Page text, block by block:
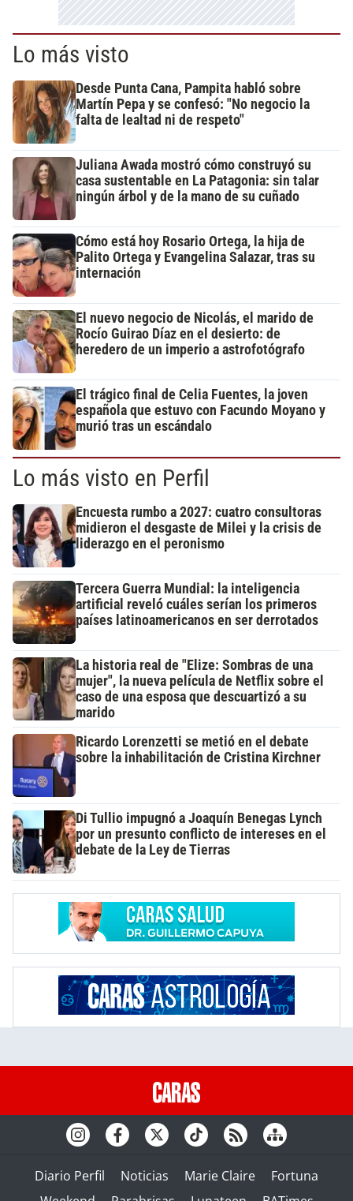
Lo más visto
Desde Punta Cana, Pampita habló sobre
Martín Pepa y se confesó: "No negocio la
falta de lealtad ni de respeto"
Juliana Awada mostró cómo construyó su
casa sustentable en La Patagonia: sin talar
ningún árbol y de la mano de su cuñado
Cómo está hoy Rosario Ortega, la hija de
Palito Ortega y Evangelina Salazar, tras su
internación
El nuevo negocio de Nicolás, el marido de
Rocío Guirao Díaz en el desierto: de
heredero de un imperio a astrofotógrafo
El trágico final de Celia Fuentes, la joven
española que estuvo con Facundo Moyano y
murió tras un escándalo
Lo más visto en Perfil
Encuesta rumbo a 2027: cuatro consultoras
midieron el desgaste de Milei y la crisis de
liderazgo en el peronismo
Tercera Guerra Mundial: la inteligencia
artificial reveló cuáles serían los primeros
países latinoamericanos en ser derrotados
La historia real de "Elize: Sombras de una
mujer", la nueva película de Netflix sobre el
caso de una esposa que descuartizó a su
marido
Ricardo Lorenzetti se metió en el debate
sobre la inhabilitación de Cristina Kirchner
Di Tullio impugnó a Joaquín Benegas Lynch
por un presunto conflicto de intereses en el
debate de la Ley de Tierras
Diario Perfil Noticias Marie Claire
Fortuna